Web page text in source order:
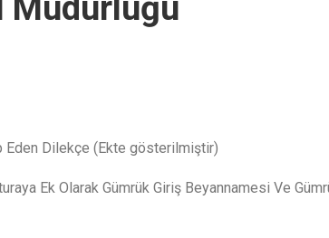
Müdürlüğü
Eden Dilekçe (Ekte gösterilmiştir)
Ek Olarak Gümrük Giriş Beyannamesi Ve